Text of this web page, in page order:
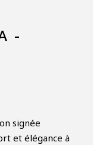
-
signée
et élégance à